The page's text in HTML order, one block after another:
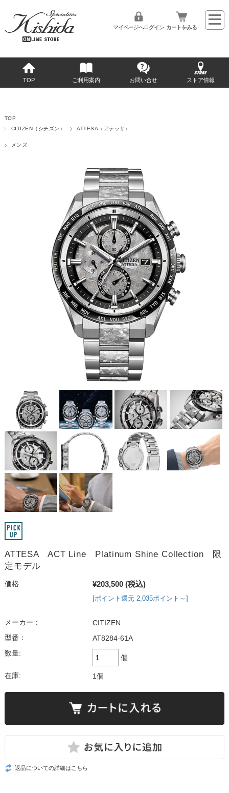
マイページへログイン カートをみる
TOP ご利用案内 お問い合せ ストア情報
TOP
CITIZEN（シチズン）
ATTESA（アテッサ）
メンズ
ATTESA ACT Line Platinum Shine Collection 限
定モデル
価格: ¥203,500 (税込)
[ポイント還元 2,035ポイント～]
メーカー：
CITIZEN
型番：
AT8284-61A
数量:
個
在庫: 1個
返品についての詳細はこちら